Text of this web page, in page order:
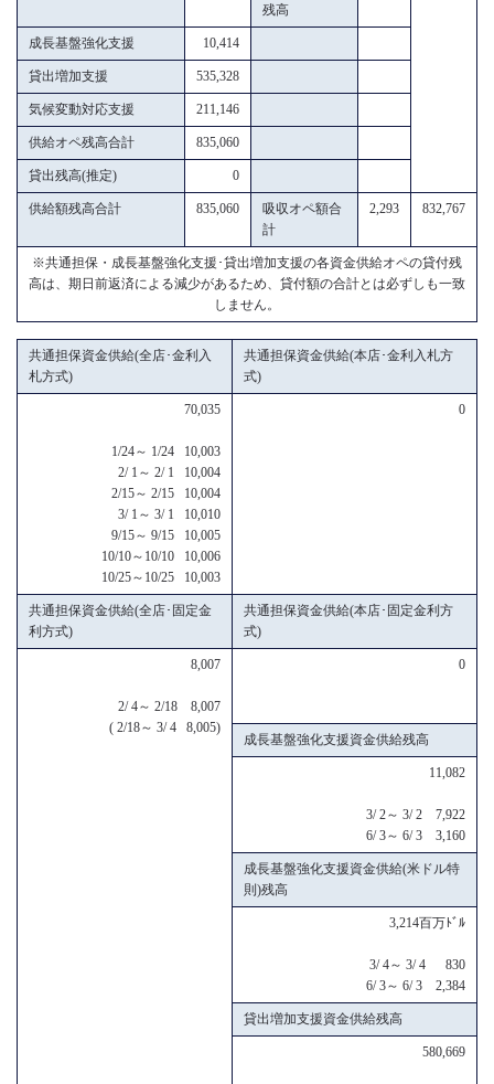
残高
成長基盤強化支援 10,414
貸出増加支援 535,328
気候変動対応支援 211,146
供給オペ残高合計 835,060
貸出残高(推定) 0
供給額残高合計 835,060
吸収オペ額合
計
2,293 832,767
※共通担保・成長基盤強化支援･貸出増加支援の各資金供給オペの貸付残
高は、期日前返済による減少があるため、貸付額の合計とは必ずしも一致
しません。
共通担保資金供給(全店･金利入
札方式)
共通担保資金供給(本店･金利入札方
式)
70,035
1/24～ 1/24 10,003
2/ 1～ 2/ 1 10,004
2/15～ 2/15 10,004
3/ 1～ 3/ 1 10,010
9/15～ 9/15 10,005
10/10～10/10 10,006
10/25～10/25 10,003
0
共通担保資金供給(全店･固定金
利方式)
共通担保資金供給(本店･固定金利方
式)
8,007
2/ 4～ 2/18 8,007
( 2/18～ 3/ 4 8,005)
0
成長基盤強化支援資金供給残高
11,082
3/ 2～ 3/ 2 7,922
6/ 3～ 6/ 3 3,160
成長基盤強化支援資金供給(米ドル特
則)残高
3,214百万ﾄﾞﾙ
3/ 4～ 3/ 4 830
6/ 3～ 6/ 3 2,384
貸出増加支援資金供給残高
580,669